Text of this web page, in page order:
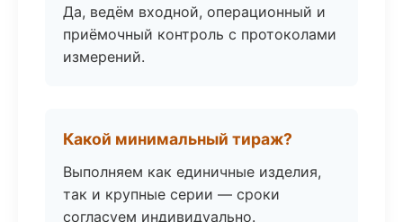
Да, ведём входной, операционный и
приёмочный контроль с протоколами
измерений.
Какой минимальный тираж?
Выполняем как единичные изделия,
так и крупные серии — сроки
согласуем индивидуально.